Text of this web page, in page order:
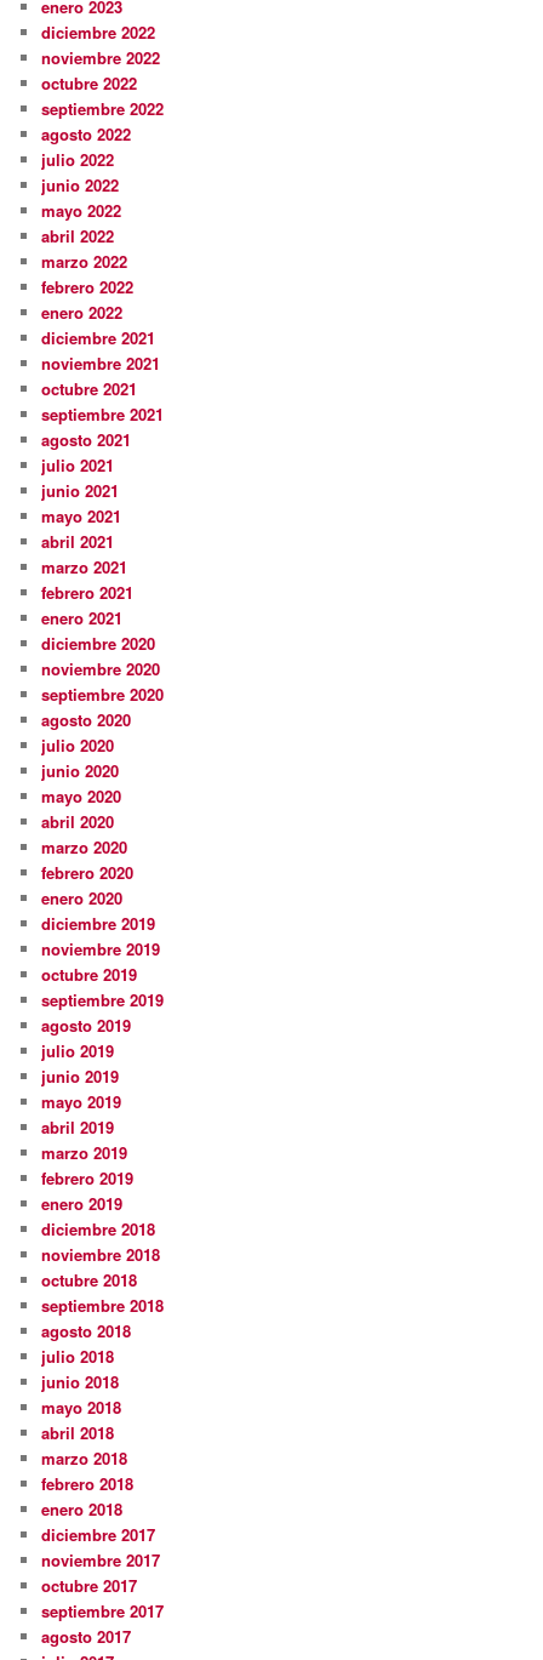
enero 2023
diciembre 2022
noviembre 2022
octubre 2022
septiembre 2022
agosto 2022
julio 2022
junio 2022
mayo 2022
abril 2022
marzo 2022
febrero 2022
enero 2022
diciembre 2021
noviembre 2021
octubre 2021
septiembre 2021
agosto 2021
julio 2021
junio 2021
mayo 2021
abril 2021
marzo 2021
febrero 2021
enero 2021
diciembre 2020
noviembre 2020
septiembre 2020
agosto 2020
julio 2020
junio 2020
mayo 2020
abril 2020
marzo 2020
febrero 2020
enero 2020
diciembre 2019
noviembre 2019
octubre 2019
septiembre 2019
agosto 2019
julio 2019
junio 2019
mayo 2019
abril 2019
marzo 2019
febrero 2019
enero 2019
diciembre 2018
noviembre 2018
octubre 2018
septiembre 2018
agosto 2018
julio 2018
junio 2018
mayo 2018
abril 2018
marzo 2018
febrero 2018
enero 2018
diciembre 2017
noviembre 2017
octubre 2017
septiembre 2017
agosto 2017